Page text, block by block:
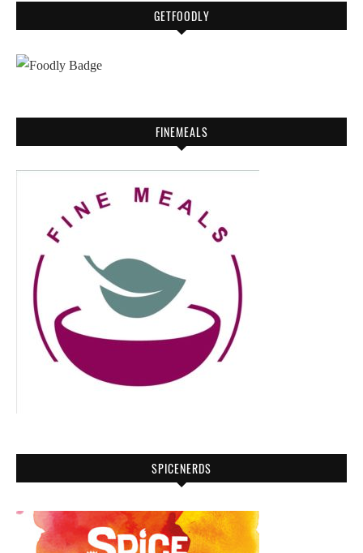
GETFOODLY
FINEMEALS
SPICENERDS